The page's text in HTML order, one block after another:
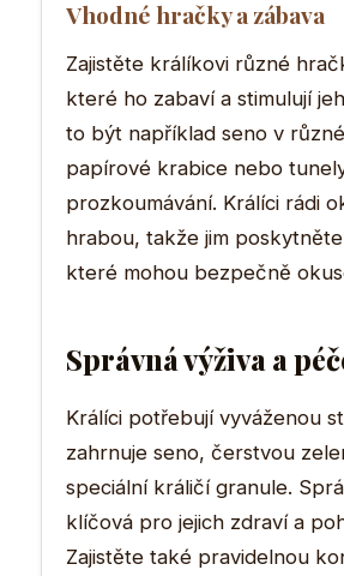
Vhodné hračky a zábava
Zajistěte králíkovi různé
které ho zabaví a stimulují
to být například seno v
papírové krabice nebo
prozkoumávání. Králíci rádi
hrabou, takže jim
které mohou bezpečně
Správná výživa a
Králíci potřebují vyváženou
zahrnuje seno, čerstvou
speciální králičí granule.
klíčová pro jejich zdraví a
Zajistěte také pravidelnou